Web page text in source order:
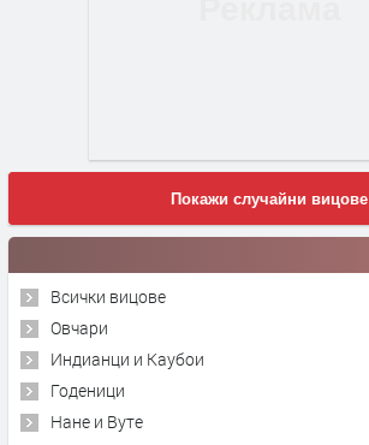
Покажи случайни вицове
Всички вицове
Овчари
Индианци и Каубои
Годеници
Нане и Вуте